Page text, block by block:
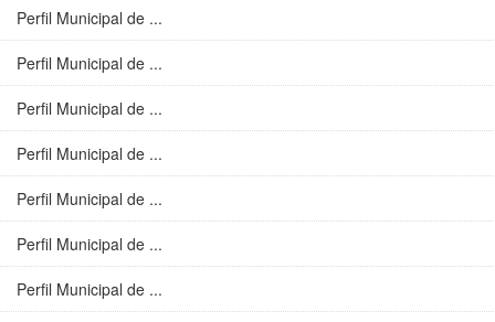
Perfil Municipal de ...
Perfil Municipal de ...
Perfil Municipal de ...
Perfil Municipal de ...
Perfil Municipal de ...
Perfil Municipal de ...
Perfil Municipal de ...